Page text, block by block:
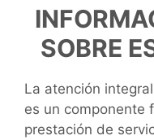
SOBRE
La atención
es un componente
prestación de